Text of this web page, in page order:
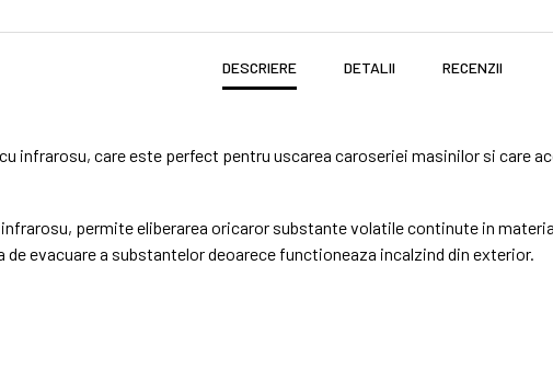
DESCRIERE DETALII RECENZII
infrarosu, care este perfect pentru uscarea caroseriei masinilor si care
permite eliberarea oricaror substante volatile continute in
evacuare a substantelor deoarece functioneaza incalzind din exterior.